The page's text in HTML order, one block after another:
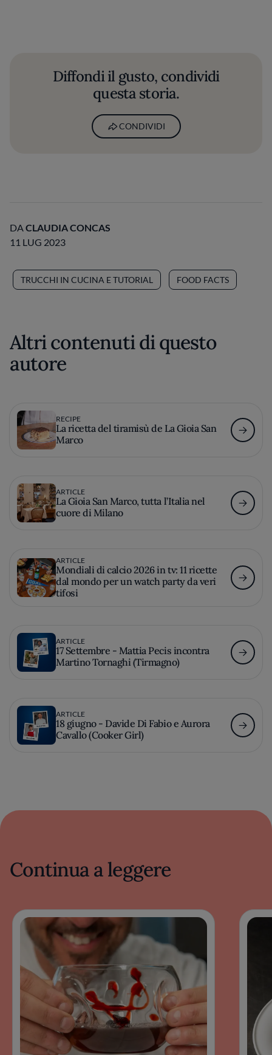
Diffondi il gusto, condividi
questa storia.
CONDIVIDI
DACLAUDIA CONCAS
11 LUG 2023
TRUCCHI IN CUCINA E TUTORIAL FOOD FACTS
Altri contenuti di questo
autore
RECIPE
La ricetta del tiramisù de La Gioia San
Marco
ARTICLE
La Gioia San Marco, tutta l’Italia nel
cuore di Milano
ARTICLE
Mondiali di calcio 2026 in tv: 11 ricette
dal mondo per un watch party da veri
tifosi
ARTICLE
17 Settembre - Mattia Pecis incontra
Martino Tornaghi (Tirmagno)
ARTICLE
18 giugno - Davide Di Fabio e Aurora
Cavallo (Cooker Girl)
Continua a leggere